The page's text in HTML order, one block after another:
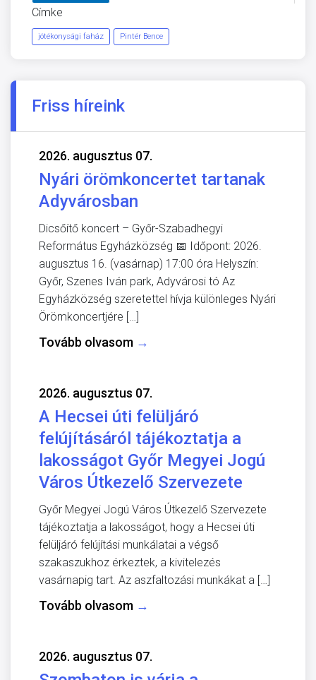
Címke
jótékonysági faház Pintér Bence
Friss híreink
2026. augusztus 07.
Nyári örömkoncertet tartanak
Adyvárosban
Dicsőítő koncert – Győr-Szabadhegyi
Református Egyházközség 📅 Időpont: 2026.
augusztus 16. (vasárnap) 17:00 óra Helyszín:
Győr, Szenes Iván park, Adyvárosi tó Az
Egyházközség szeretettel hívja különleges Nyári
Örömkoncertjére […]
Tovább olvasom →
2026. augusztus 07.
A Hecsei úti felüljáró
felújításáról tájékoztatja a
lakosságot Győr Megyei Jogú
Város Útkezelő Szervezete
Győr Megyei Jogú Város Útkezelő Szervezete
tájékoztatja a lakosságot, hogy a Hecsei úti
felüljáró felújítási munkálatai a végső
szakaszukhoz érkeztek, a kivitelezés
vasárnapig tart. Az aszfaltozási munkákat a […]
Tovább olvasom →
2026. augusztus 07.